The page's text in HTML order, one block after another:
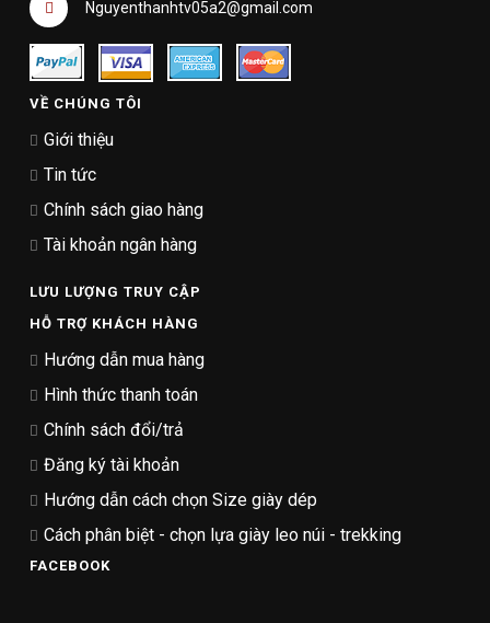
Nguyenthanhtv05a2@gmail.com
VỀ CHÚNG TÔI
Giới thiệu
Tin tức
Chính sách giao hàng
Tài khoản ngân hàng
LƯU LƯỢNG TRUY CẬP
HỖ TRỢ KHÁCH HÀNG
Hướng dẫn mua hàng
Hình thức thanh toán
Chính sách đổi/trả
Đăng ký tài khoản
Hướng dẫn cách chọn Size giày dép
Cách phân biệt - chọn lựa giày leo núi - trekking
FACEBOOK